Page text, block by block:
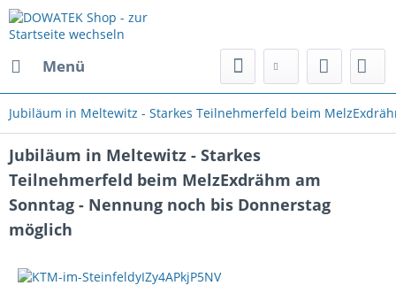
Menü
Jubiläum in Meltewitz - Starkes Teilnehmerfeld beim
Jubiläum in Meltewitz - Starkes
Teilnehmerfeld beim MelzExdrähm am
Sonntag - Nennung noch bis Donnerstag
möglich